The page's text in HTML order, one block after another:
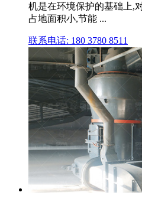
机是在环境保护的基础上,
占地面积小,节能 ...
联系电话: 180 3780 8511